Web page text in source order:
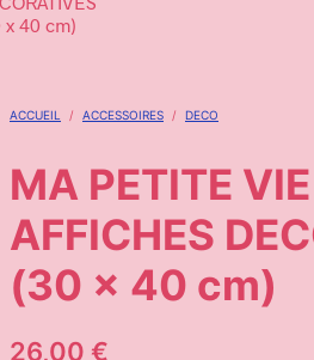
ACCUEIL / ACCESSOIRES / DECO
MA PETITE VIE |
AFFICHES
(30 x 40 cm)
26,00 €